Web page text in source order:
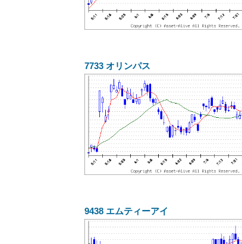
7733 オリンパス
9438 エムティーアイ